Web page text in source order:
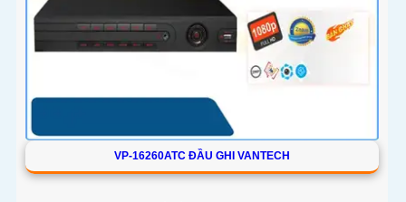
VP-16260ATC ĐẦU GHI VANTECH